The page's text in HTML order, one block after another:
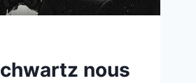
nous